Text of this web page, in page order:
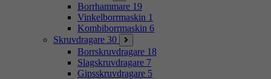
Borrhammare 19
Vinkelborrmaskin 1
Kombiborrmaskin 6
Skruvdragare 30
Borrskruvdragare 18
Slagskruvdragare 7
Gipsskruvdragare 5